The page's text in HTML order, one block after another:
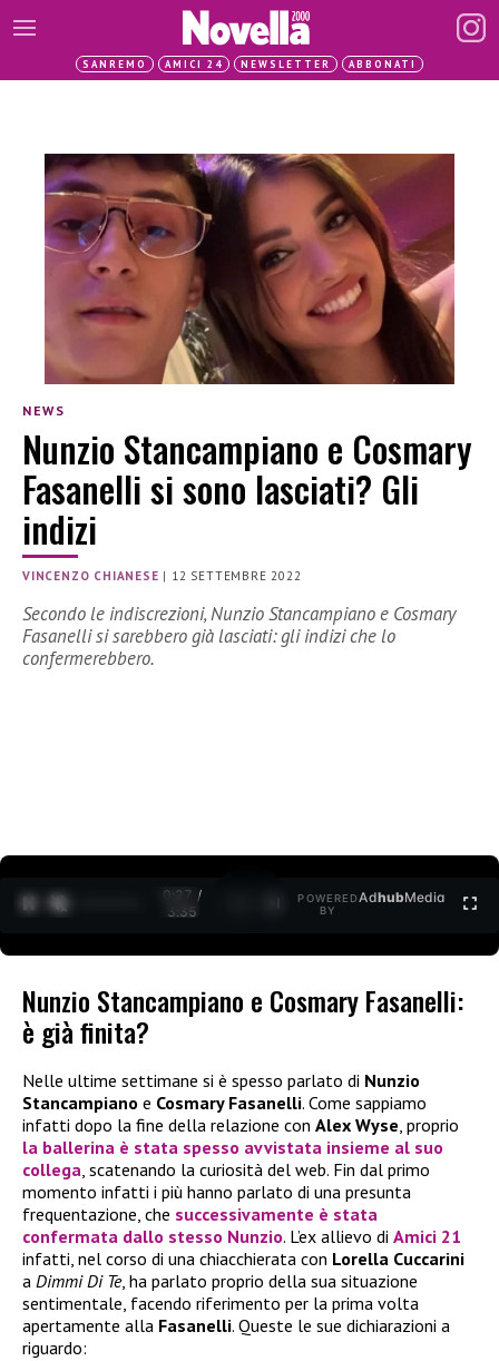
SANREMO AMICI 24 NEWSLETTER ABBONATI
NEWS
Nunzio Stancampiano e Cosmary
Fasanelli si sono lasciati? Gli
indizi
VINCENZO CHIANESE | 12 SETTEMBRE 2022
Secondo le indiscrezioni, Nunzio Stancampiano e Cosmary
Fasanelli si sarebbero già lasciati: gli indizi che lo
confermerebbero.
0:28 /
3:35
POWERED
BY
AdhubMedia
Nunzio Stancampiano e Cosmary Fasanelli:
è già finita?
Nelle ultime settimane si è spesso parlato di Nunzio
Stancampiano e Cosmary Fasanelli. Come sappiamo
infatti dopo la fine della relazione con Alex Wyse, proprio
la ballerina è stata spesso avvistata insieme al suo
collega, scatenando la curiosità del web. Fin dal primo
momento infatti i più hanno parlato di una presunta
frequentazione, che successivamente è stata
confermata dallo stesso Nunzio. L’ex allievo di Amici 21
infatti, nel corso di una chiacchierata con Lorella Cuccarini
a Dimmi Di Te, ha parlato proprio della sua situazione
sentimentale, facendo riferimento per la prima volta
apertamente alla Fasanelli. Queste le sue dichiarazioni a
riguardo: